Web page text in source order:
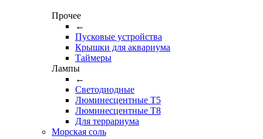
Прочее
←
Пусковые устройства
Крышки для аквариума
Таймеры
Лампы
←
Светодиодные
Люминесцентные Т5
Люминесцентные Т8
Для террариума
Морская соль